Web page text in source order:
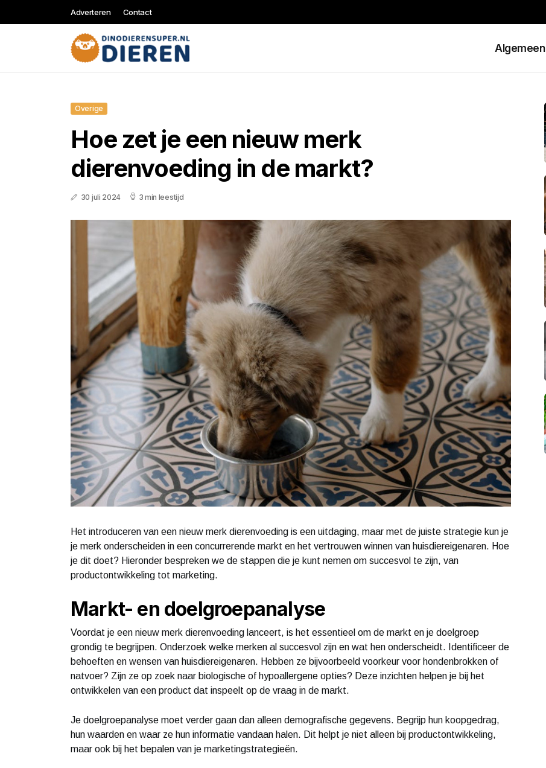
Adverteren Contact
Algemeen
Overige
Hoe zet je een nieuw merk
dierenvoeding in de markt?
30 juli 2024 3 min leestijd
Het introduceren van een nieuw merk dierenvoeding is een uitdaging, maar met de juiste strategie kun je
je merk onderscheiden in een concurrerende markt en het vertrouwen winnen van huisdiereigenaren. Hoe
je dit doet? Hieronder bespreken we de stappen die je kunt nemen om succesvol te zijn, van
productontwikkeling tot marketing.
Markt- en doelgroepanalyse
Voordat je een nieuw merk dierenvoeding lanceert, is het essentieel om de markt en je doelgroep
grondig te begrijpen. Onderzoek welke merken al succesvol zijn en wat hen onderscheidt. Identificeer de
behoeften en wensen van huisdiereigenaren. Hebben ze bijvoorbeeld voorkeur voor hondenbrokken of
natvoer? Zijn ze op zoek naar biologische of hypoallergene opties? Deze inzichten helpen je bij het
ontwikkelen van een product dat inspeelt op de vraag in de markt.
Je doelgroepanalyse moet verder gaan dan alleen demografische gegevens. Begrijp hun koopgedrag,
hun waarden en waar ze hun informatie vandaan halen. Dit helpt je niet alleen bij productontwikkeling,
maar ook bij het bepalen van je marketingstrategieën.